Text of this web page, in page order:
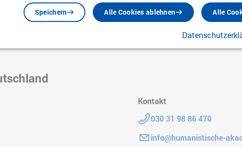
Kontakt
Telefon:
030 31 98 86 470
E-Mail:info@humanistische-
Speichern Alle Cookies ablehnen Alle